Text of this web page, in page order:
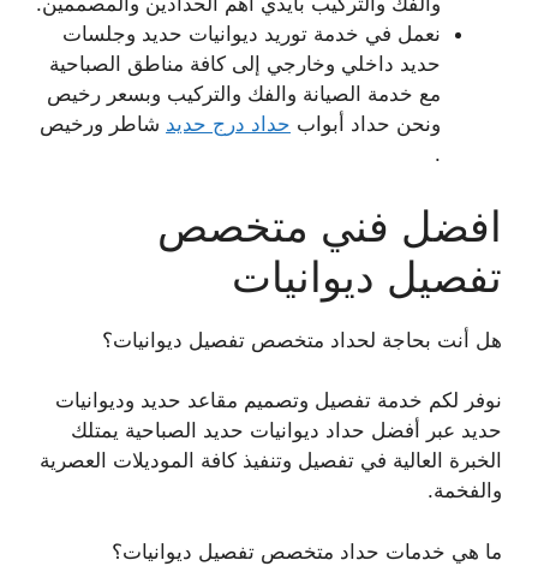
نعمل في خدمة توريد ديوانيات حديد وجلسات
حديد داخلي وخارجي إلى كافة مناطق الصباحية
مع خدمة الصيانة والفك والتركيب وبسعر رخيص
ونحن حداد أبواب حداد درج حديد شاطر ورخيص
.
افضل فني متخصص
تفصيل ديوانيات
هل أنت بحاجة لحداد متخصص تفصيل ديوانيات؟
نوفر لكم خدمة تفصيل وتصميم مقاعد حديد وديوانيات
حديد عبر أفضل حداد ديوانيات حديد الصباحية يمتلك
الخبرة العالية في تفصيل وتنفيذ كافة الموديلات العصرية
والفخمة.
ما هي خدمات حداد متخصص تفصيل ديوانيات؟